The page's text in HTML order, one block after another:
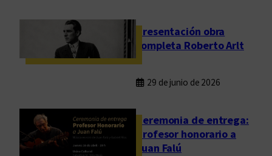
Presentación obra
completa Roberto Arlt
29 de junio de 2026
Ceremonia de entrega:
Profesor honorario a
Juan Falú